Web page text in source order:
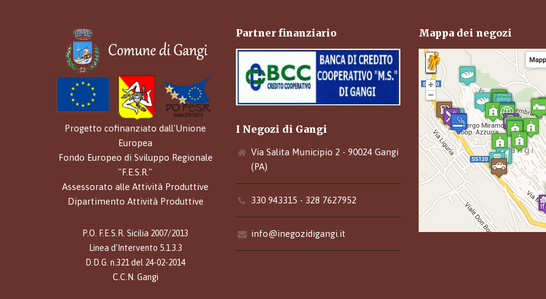
Progetto cofinanziato dall'Unione
Europea
Fondo Europeo di Sviluppo Regionale
"F.E.S.R."
Assessorato alle Attività Produttive
Dipartimento Attività Produttive
P.O. F.E.S.R. Sicilia 2007/2013
Linea d'Intervento 5.1.3.3
D.D.G. n.321 del 24-02-2014
C.C.N. Gangi
Partner finanziario
I Negozi di Gangi
Via Salita Municipio 2 - 90024 Gangi
(PA)
330 943315 - 328 7627952
info@inegozidigangi.it
Mappa dei negozi